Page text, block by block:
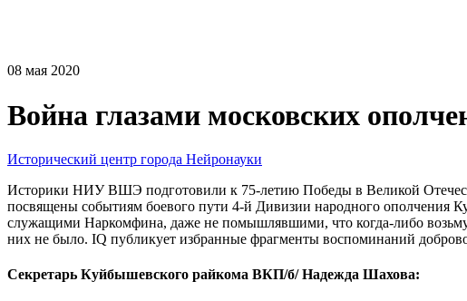
08 мая 2020
Война глазами московских
Исторический центр города Нейронауки
Историки НИУ ВШЭ подготовили к 75-летию Победы в Великой
посвящены событиям боевого пути 4-й Дивизии народного
служащими Наркомфина, даже не помышлявшими, что когда-либо
них не было. IQ публикует избранные фрагменты воспоминаний
Секретарь Куйбышевского райкома ВКП/б/ Надежда Шахова: